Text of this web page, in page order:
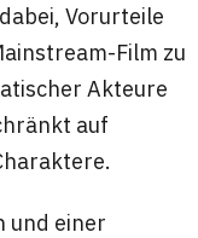
Vorurteile
Film zu
Akteure
auf
und einer